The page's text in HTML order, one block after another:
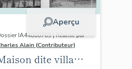
Aperçu
IA44000769 | Réalisé par
Alain (Contributeur)
dite villa